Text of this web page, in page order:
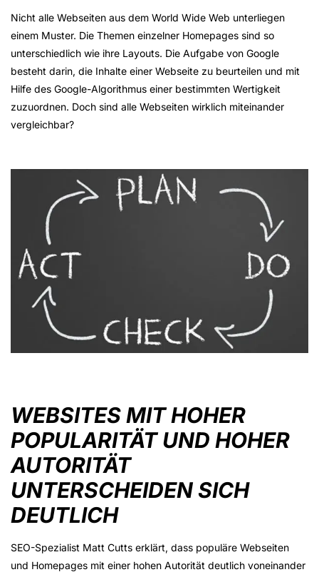
Nicht alle Webseiten aus dem World Wide Web unterliegen
einem Muster. Die Themen einzelner Homepages sind so
unterschiedlich wie ihre Layouts. Die Aufgabe von Google
besteht darin, die Inhalte einer Webseite zu beurteilen und mit
Hilfe des Google-Algorithmus einer bestimmten Wertigkeit
zuzuordnen. Doch sind alle Webseiten wirklich miteinander
vergleichbar?
WEBSITES MIT HOHER
POPULARITÄT UND HOHER
AUTORITÄT
UNTERSCHEIDEN SICH
DEUTLICH
SEO-Spezialist Matt Cutts erklärt, dass populäre Webseiten
und Homepages mit einer hohen Autorität deutlich voneinander